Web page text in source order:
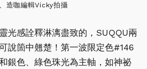
造咖編輯Vicky拍攝
光感詮釋淋漓盡致的，SUQQU兩
說箇中翹楚！第一波限定色#146
銀色、綠色珠光為主軸，如神祕